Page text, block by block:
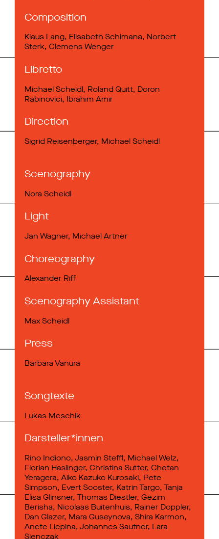
Composition
Klaus Lang, Elisabeth Schimana, Norbert
Sterk, Clemens Wenger
Libretto
Michael Scheidl, Roland Quitt, Doron
Rabinovici, Ibrahim Amir
Direction
Sigrid Reisenberger, Michael Scheidl
Scenography
Nora Scheidl
Light
Jan Wagner, Michael Artner
Choreography
Alexander Riff
Sceno­graphy Assistant
Max Scheidl
Press
Barbara Vanura
Songtexte
Lukas Meschik
Darsteller*innen
Rino Indiono, Jasmin Steffl, Michael Welz,
Florian Haslinger, Christina Sutter, Chetan
Yeragera, Aiko Kazuko Kurosaki, Pete
Simpson, Evert Sooster, Katrin Targo, Tanja
Elisa Glinsner, Thomas Diestler, Gëzim
Berisha, Nicolaas Buitenhuis, Rainer Doppler,
Dan Glazer, Mara Guseynova, Shira Karmon,
Anete Liepina, Johannes Sautner, Lara
Sienczak